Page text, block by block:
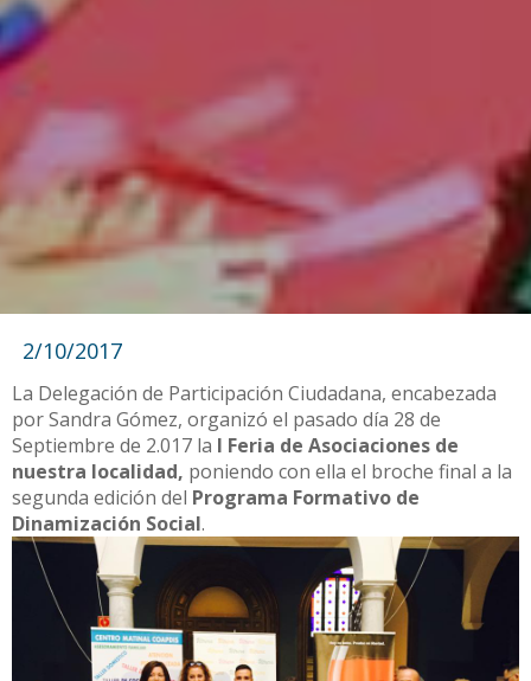
2/10/2017
La Delegación de Participación Ciudadana, encabezada
por Sandra Gómez, organizó el pasado día 28 de
Septiembre de 2.017 la I Feria de Asociaciones de
nuestra localidad, poniendo con ella el broche final a la
segunda edición del Programa Formativo de
Dinamización Social.